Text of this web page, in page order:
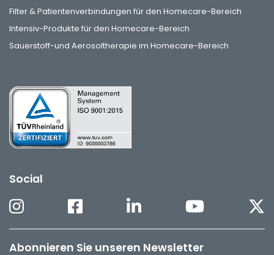
Filter & Patientenverbindungen für den Homecare-Bereich
Intensiv-Produkte für den Homecare-Bereich
Sauerstoff-und Aerosoltherapie im Homecare-Bereich
Social
Abonnieren Sie unseren Newsletter